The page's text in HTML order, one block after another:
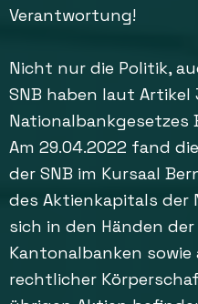
Verantwortung!
Nicht nur die Politik,
SNB haben laut Artikel
Nationalbankgesetzes
Am 29.04.2022 fand
der SNB im Kursaal
des Aktienkapitals der
sich in den Händen
Kantonalbanken
rechtlicher